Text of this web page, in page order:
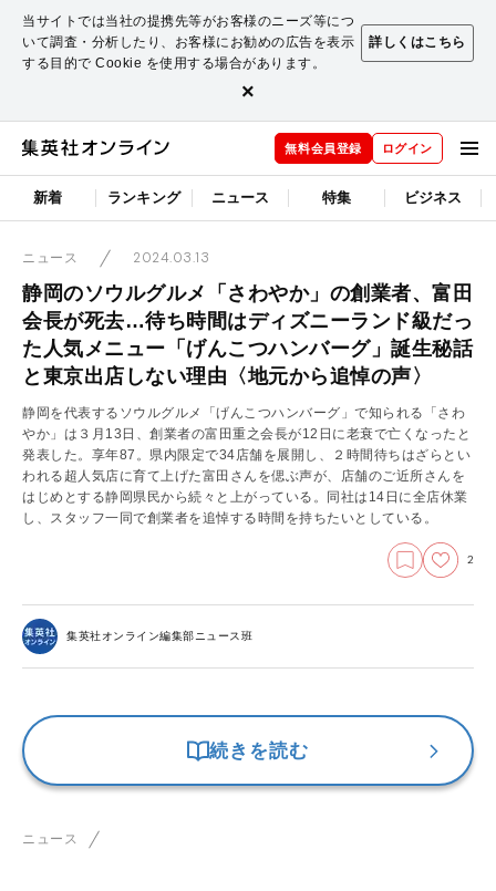
当サイトでは当社の提携先等がお客様のニーズ等につ
いて調査・分析したり、お客様にお勧めの広告を表示
する目的で Cookie を使用する場合があります。
詳しくはこちら
×
無料会員登録 ログイン
新着 ランキング ニュース 特集 ビジネス
ニュース 2024.03.13
静岡のソウルグルメ「さわやか」の創業者、富田
会長が死去…待ち時間はディズニーランド級だっ
た人気メニュー「げんこつハンバーグ」誕生秘話
と東京出店しない理由〈地元から追悼の声〉
静岡を代表するソウルグルメ「げんこつハンバーグ」で知られる「さわ
やか」は３月13日、創業者の富田重之会長が12日に老衰で亡くなったと
発表した。享年87。県内限定で34店舗を展開し、２時間待ちはざらとい
われる超人気店に育て上げた富田さんを偲ぶ声が、店舗のご近所さんを
はじめとする静岡県民から続々と上がっている。同社は14日に全店休業
し、スタッフ一同で創業者を追悼する時間を持ちたいとしている。
2
集英社オンライン編集部ニュース班
続きを読む
ニュース